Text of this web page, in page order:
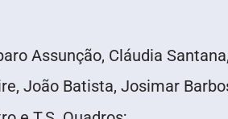
Assunção, Cláudia Santana,
João Batista, Josimar